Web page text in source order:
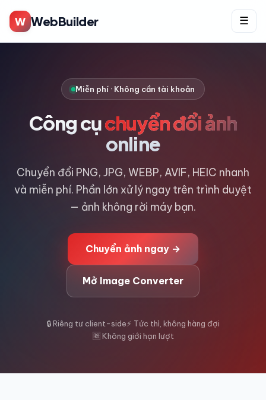
W WebBuilder ☰
Miễn phí · Không cần tài khoản
Công cụchuyển đổi ảnh
online
Chuyển đổi PNG, JPG, WEBP, AVIF, HEIC nhanh
và miễn phí. Phần lớn xử lý ngay trên trình duyệt
— ảnh không rời máy bạn.
Chuyển ảnh ngay →
Mở Image Converter
🔒 Riêng tư client-side⚡ Tức thì, không hàng đợi
🆓 Không giới hạn lượt